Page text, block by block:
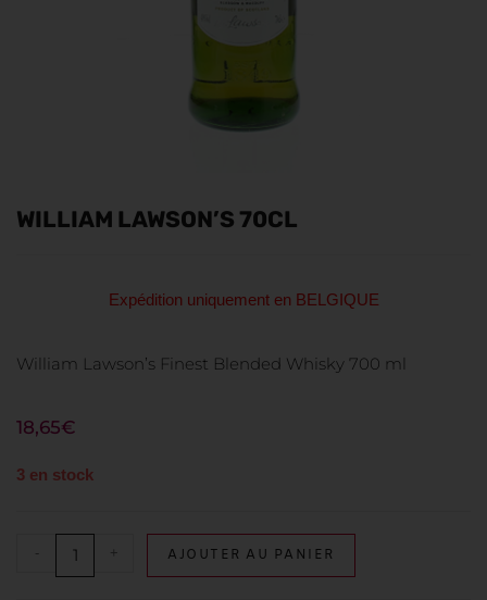
WILLIAM LAWSON’S 70CL
Expédition uniquement en BELGIQUE
William Lawson’s Finest Blended Whisky 700 ml
18,65€
3 en stock
- + AJOUTER AU PANIER